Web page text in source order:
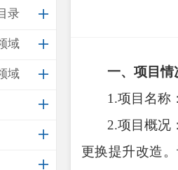
录
域
域
一、项目情
1.项目名称
2.项目概况
更换提升改造